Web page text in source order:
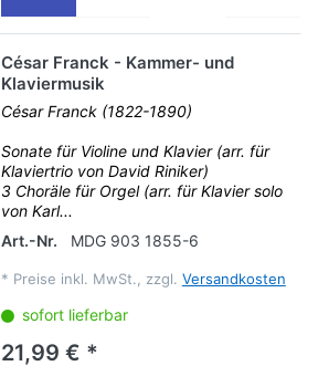
César Franck - Kammer- und
Klaviermusik
César Franck (1822-1890)
Sonate für Violine und Klavier (arr. für
Klaviertrio von David Riniker)
3 Choräle für Orgel (arr. für Klavier solo
von Karl...
Art.-Nr.
MDG 903 1855-6
* Preise inkl. MwSt., zzgl. Versandkosten
sofort lieferbar
21,99 € *